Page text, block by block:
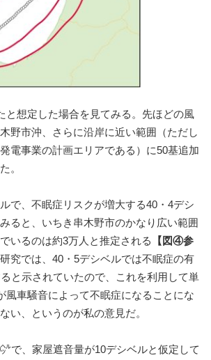
想定した場合を見てみる。先ほどの風
野市沖、さらに沿岸に近い範囲（ただし
電事業の計画エリアである）に50基追加
。
、不眠症リスクが増大する40・4デシ
ると、いちき串木野市のかなり広い範囲
いるのは約3万人と推定される
【図④参
究では、40・5デシベルでは不眠症の有
と示されていたので、これを利用して単
風車騒音によって不眠症になることにな
い、というのが私の意見だ。
で、家屋遮音量が10デシベルと仮定して